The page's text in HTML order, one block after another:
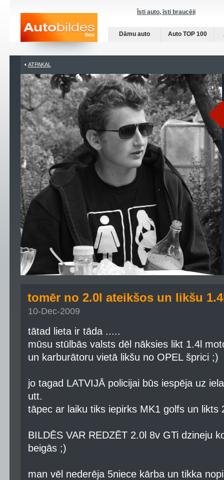
Īsti auto, īsti braucēji
Dāmu auto Auto TOP 100
ATPAKAĻ
tomēr no 2.0l ateikšos un likšu
10-Dec-2009
tātad lieta ir tāda .....
mūsu stūlbās valsts dēl nāksies likt 1.4l
un karburātoru vietā likšu no OPEL šprici ;)
jo tagad LATVIJĀ policijai būs iespēja uz
utt.
tāpec ar laiku tiks iepirks MK1 golfs un likts
BILDĒS VAR REDZĒT 2.0l 8v GTi dzineju
beigās ;)
man vēl nederēja 5niece kārba un tikka